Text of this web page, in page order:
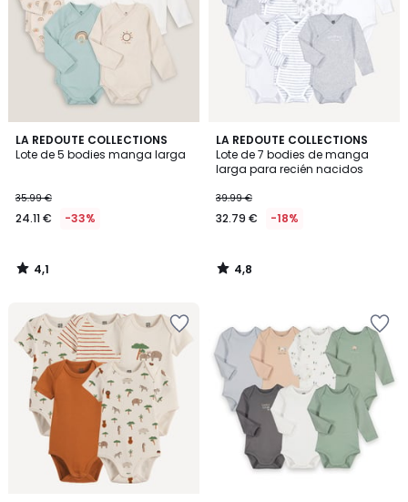
LA REDOUTE COLLECTIONS
Lote de 5 bodies manga larga
35.99 €
24.11 € -33%
4,1
/ 5
4,1
/
LA REDOUTE COLLECTIONS
Lote de 7 bodies de manga
larga para recién nacidos
39.99 €
32.79 € -18%
4,8
/ 5
4,8
/